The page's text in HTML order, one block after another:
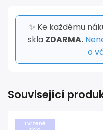
✨ Ke každému
skla ZDARMA.
o
Související
Tvrzené